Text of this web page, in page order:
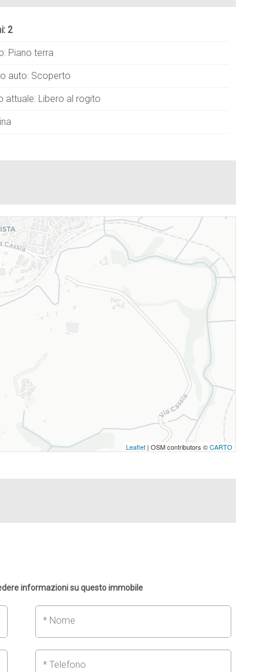
2
Piano terra
auto: Scoperto
attuale: Libero al rogito
Leaflet | OSM contributors ©CARTO
informazioni su questo immobile
* Nome
* Telefono